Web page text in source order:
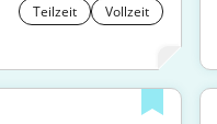
Teilzeit Vollzeit